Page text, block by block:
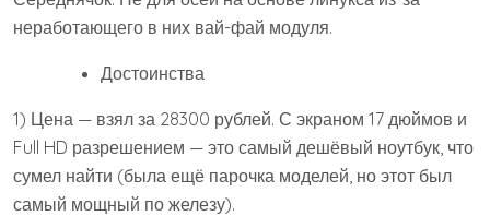
неработающего в них вай-фай модуля.
Достоинства
1) Цена — взял за 28300 рублей. С экраном 17 дюймов и
Full HD разрешением — это самый дешёвый ноутбук, что
сумел найти (была ещё парочка моделей, но этот был
самый мощный по железу).